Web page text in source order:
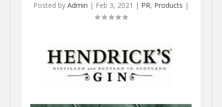
Posted by Admin | Feb 3, 2021 | PR, Products |